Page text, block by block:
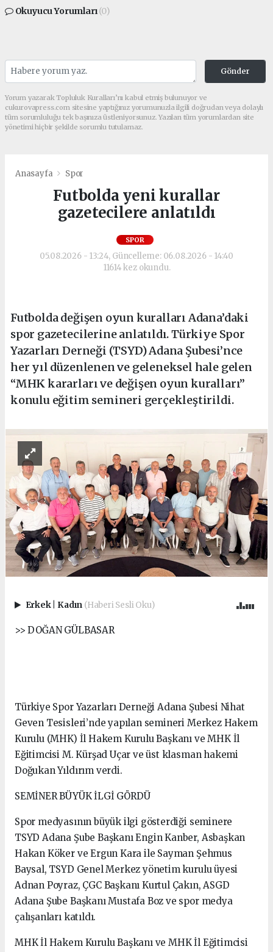
Okuyucu Yorumları(0)
Gönder
Yorum yazarak Topluluk Kuralları’nı kabul etmiş bulunuyor ve
cukurovapress.com sitesine yaptığınız yorumunuzla ilgili doğrudan veya dolaylı
tüm sorumluluğu tek başınıza üstleniyorsunuz. Yazılan tüm yorumlardan site
yönetimi hiçbir şekilde sorumlu tutulamaz.
Anasayfa Spor
Futbolda yeni kurallar
gazetecilere anlatıldı
SPOR
05.08.2026 - 13:24, Güncelleme: 06.08.2026 - 14:40
11614 kez okundu.
Futbolda değişen oyun kuralları Adana’daki
spor gazetecilerine anlatıldı. Türkiye Spor
Yazarları Derneği (TSYD) Adana Şubesi’nce
her yıl düzenlenen ve geleneksel hale gelen
“MHK kararları ve değişen oyun kuralları”
konulu eğitim semineri gerçekleştirildi.
Erkek Kadın (Haberi Sesli Oku)
>> DOĞAN GÜLBASAR
Türkiye Spor Yazarları Derneği Adana Şubesi Nihat
Geven Tesisleri’nde yapılan semineri Merkez Hakem
Kurulu (MHK) İl Hakem Kurulu Başkanı ve MHK İl
Eğitimcisi M. Kürşad Uçar ve üst klasman hakemi
Doğukan Yıldırım verdi.
SEMİNER BÜYÜK İLGİ GÖRDÜ
Spor medyasının büyük ilgi gösterdiği seminere
TSYD Adana Şube Başkanı Engin Kanber, Asbaşkan
Hakan Köker ve Ergun Kara ile Sayman Şehmus
Baysal, TSYD Genel Merkez yönetim kurulu üyesi
Adnan Poyraz, ÇGC Başkanı Kurtul Çakın, ASGD
Adana Şube Başkanı Mustafa Boz ve spor medya
çalışanları katıldı.
MHK İl Hakem Kurulu Başkanı ve MHK İl Eğitimcisi